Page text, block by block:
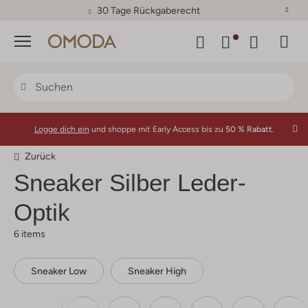
30 Tage Rückgaberecht
Menü
Logge dich ein und shoppe mit Early Access bis zu 50 % Rabatt.
Zurück
Sneaker Silber Leder-
Optik
6 items
Sneaker Low Sneaker High